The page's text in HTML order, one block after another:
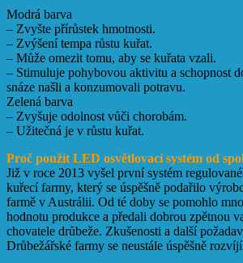
Modrá barva
– Zvyšte přírůstek hmotnosti.
– Zvýšení tempa růstu kuřat.
– Může omezit tomu, aby se kuřata vzali.
– Stimuluje pohybovou aktivitu a schopnost
snáze našli a konzumovali potravu.
Zelená barva
– Zvyšuje odolnost vůči chorobám.
– Užitečná je v růstu kuřat.
Proč použít LED osvětlovací systém od
Již v roce 2013 vyšel první systém
kuřecí farmy, který se úspěšně podařilo
farmě v Austrálii. Od té doby se pomohlo
hodnotu produkce a předali dobrou zpětnou
chovatele drůbeže. Zkušenosti a další
Drůbežářské farmy se neustále úspěšně